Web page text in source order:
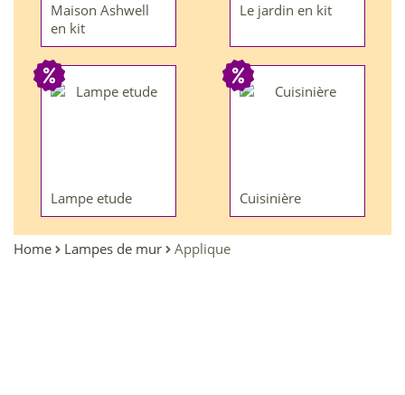
Maison Ashwell
en kit
Le jardin en kit
Lampe etude Cuisinière
Home Lampes de mur Applique